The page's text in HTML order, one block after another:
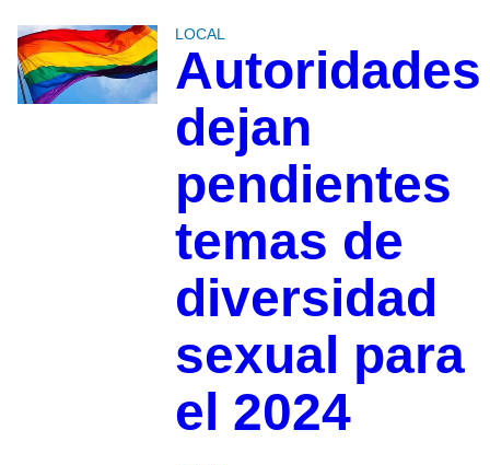
LOCAL
Autoridades
dejan
pendientes
temas de
diversidad
sexual para
el 2024